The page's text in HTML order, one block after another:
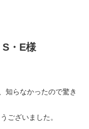
S・E様
知らなかったので驚き
ございました。